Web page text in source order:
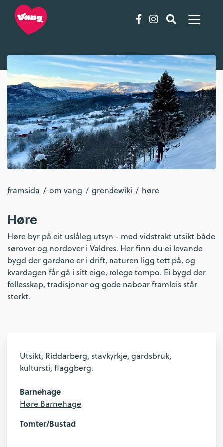
framsida om vang grendewiki høre
Høre
Høre byr på eit uslåleg utsyn - med vidstrakt utsikt både
sørover og nordover i Valdres. Her finn du ei levande
bygd der gardane er i drift, naturen ligg tett på, og
kvardagen får gå i sitt eige, rolege tempo. Ei bygd der
fellesskap, tradisjonar og gode naboar framleis står
sterkt.
Utsikt, Riddarberg, stavkyrkje, gardsbruk,
kultursti, flaggberg.
Barnehage
Høre Barnehage
Tomter/Bustad